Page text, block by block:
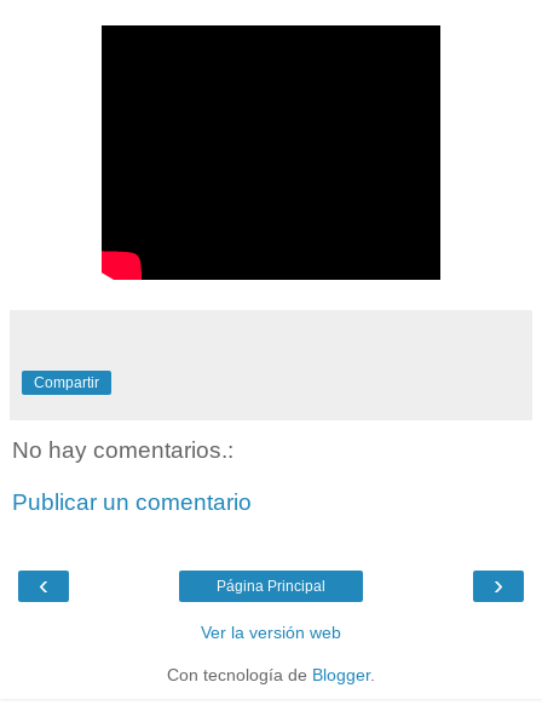
Compartir
No hay comentarios.:
Publicar un comentario
‹ ›
Página Principal
Ver la versión web
Con tecnología de Blogger.